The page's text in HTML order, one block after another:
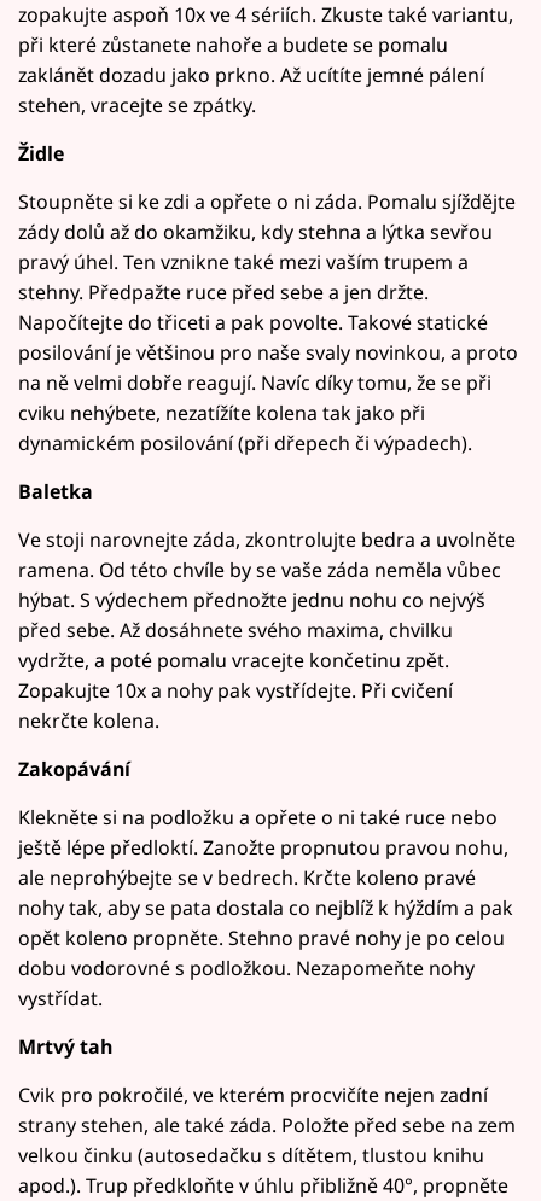
zopakujte aspoň 10x ve 4 sériích. Zkuste také variantu,
při které zůstanete nahoře a budete se pomalu
zaklánět dozadu jako prkno. Až ucítíte jemné pálení
stehen, vracejte se zpátky.
Židle
Stoupněte si ke zdi a opřete o ni záda. Pomalu sjíždějte
zády dolů až do okamžiku, kdy stehna a lýtka sevřou
pravý úhel. Ten vznikne také mezi vaším trupem a
stehny. Předpažte ruce před sebe a jen držte.
Napočítejte do třiceti a pak povolte. Takové statické
posilování je většinou pro naše svaly novinkou, a proto
na ně velmi dobře reagují. Navíc díky tomu, že se při
cviku nehýbete, nezatížíte kolena tak jako při
dynamickém posilování (při dřepech či výpadech).
Baletka
Ve stoji narovnejte záda, zkontrolujte bedra a uvolněte
ramena. Od této chvíle by se vaše záda neměla vůbec
hýbat. S výdechem přednožte jednu nohu co nejvýš
před sebe. Až dosáhnete svého maxima, chvilku
vydržte, a poté pomalu vracejte končetinu zpět.
Zopakujte 10x a nohy pak vystřídejte. Při cvičení
nekrčte kolena.
Zakopávání
Klekněte si na podložku a opřete o ni také ruce nebo
ještě lépe předloktí. Zanožte propnutou pravou nohu,
ale neprohýbejte se v bedrech. Krčte koleno pravé
nohy tak, aby se pata dostala co nejblíž k hýždím a pak
opět koleno propněte. Stehno pravé nohy je po celou
dobu vodorovné s podložkou. Nezapomeňte nohy
vystřídat.
Mrtvý tah
Cvik pro pokročilé, ve kterém procvičíte nejen zadní
strany stehen, ale také záda. Položte před sebe na zem
velkou činku (autosedačku s dítětem, tlustou knihu
apod.). Trup předkloňte v úhlu přibližně 40°, propněte